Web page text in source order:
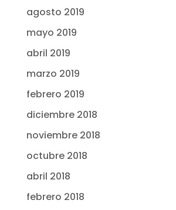
agosto 2019
mayo 2019
abril 2019
marzo 2019
febrero 2019
diciembre 2018
noviembre 2018
octubre 2018
abril 2018
febrero 2018